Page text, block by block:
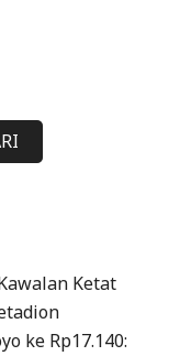
Ketat
ke Rp17.140: